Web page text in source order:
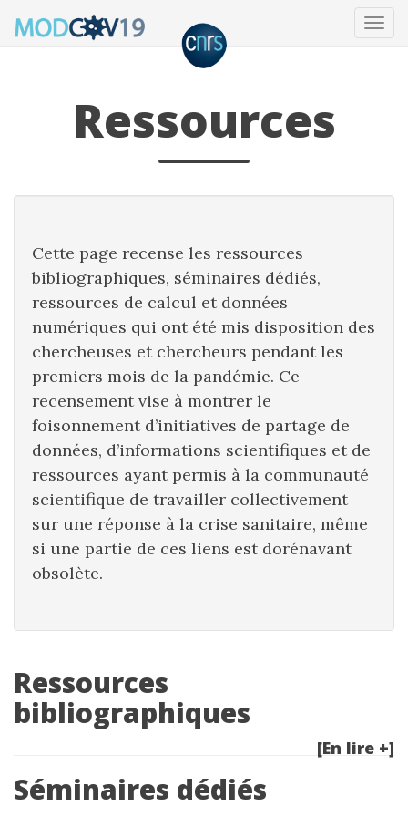
/* Menu "collant" page Accueil */
Ressources
Cette page recense les ressources
bibliographiques, séminaires dédiés,
ressources de calcul et données
numériques qui ont été mis disposition des
chercheuses et chercheurs pendant les
premiers mois de la pandémie. Ce
recensement vise à montrer le
foisonnement d’initiatives de partage de
données, d’informations scientifiques et de
ressources ayant permis à la communauté
scientifique de travailler collectivement
sur une réponse à la crise sanitaire, même
si une partie de ces liens est dorénavant
obsolète.
Ressources
bibliographiques
[En lire +]
Séminaires dédiés